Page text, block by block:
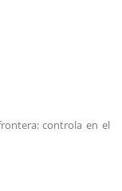
controla en el